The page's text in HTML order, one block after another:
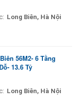
Long Biên, Hà Nội
56M2- 6 Tầng
13.6 Tỷ
Long Biên, Hà Nội